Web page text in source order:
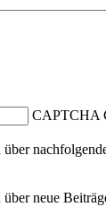
CAPTCHA
neue